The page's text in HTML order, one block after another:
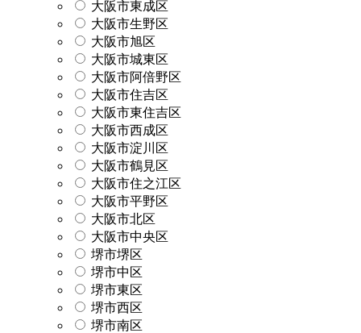
大阪市東成区
大阪市生野区
大阪市旭区
大阪市城東区
大阪市阿倍野区
大阪市住吉区
大阪市東住吉区
大阪市西成区
大阪市淀川区
大阪市鶴見区
大阪市住之江区
大阪市平野区
大阪市北区
大阪市中央区
堺市堺区
堺市中区
堺市東区
堺市西区
堺市南区